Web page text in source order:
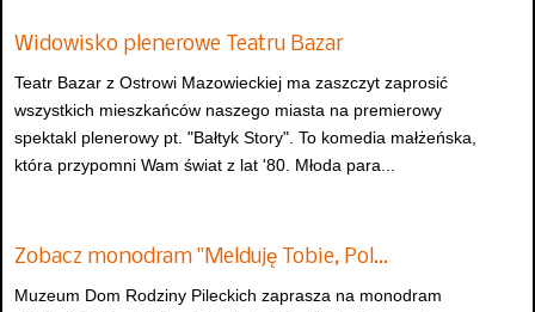
Widowisko plenerowe Teatru Bazar
Teatr Bazar z Ostrowi Mazowieckiej ma zaszczyt zaprosić
wszystkich mieszkańców naszego miasta na premierowy
spektakl plenerowy pt. "Bałtyk Story". To komedia małżeńska,
która przypomni Wam świat z lat '80. Młoda para...
Zobacz monodram "Melduję Tobie, Pol…
Muzeum Dom Rodziny Pileckich zaprasza na monodram